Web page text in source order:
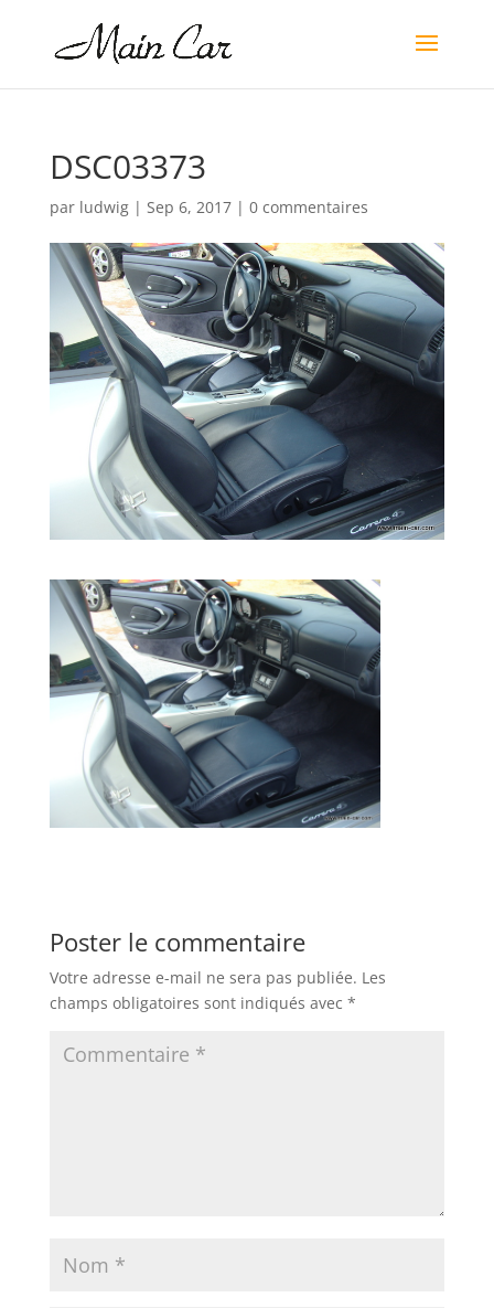
DSC03373
par ludwig| Sep 6, 2017| 0 commentaires
Poster le commentaire
Votre adresse e-mail ne sera pas publiée. Les
champs obligatoires sont indiqués avec *